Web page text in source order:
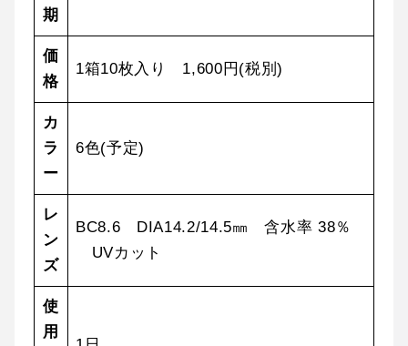
期
価
格
1箱10枚入り 1,600円(税別)
カ
ラ
ー
6色(予定)
レ
ン
ズ
BC8.6 DIA14.2/14.5㎜ 含水率 38％
UVカット
使
用